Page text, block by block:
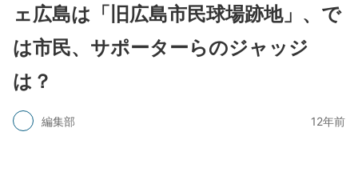
ェ広島は「旧広島市民球場跡地」、で
は市民、サポーターらのジャッジ
は？
編集部 12年前